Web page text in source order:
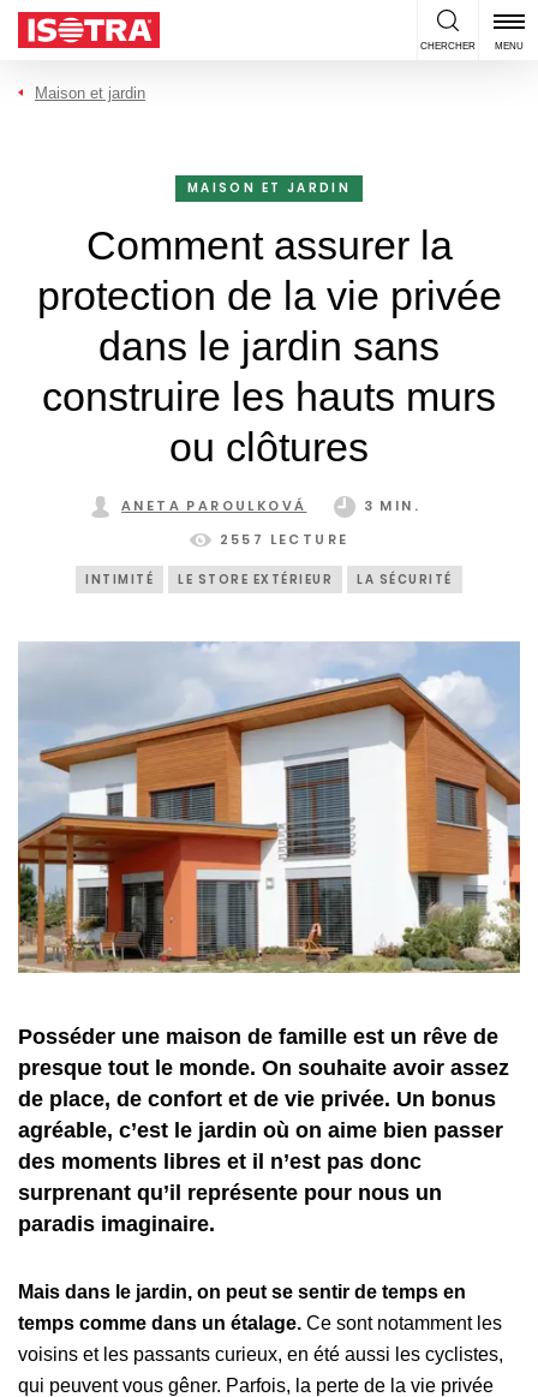
Passer au contenu
CHERCHER MENU
Maison et jardin
MAISON ET JARDIN
Comment assurer la
protection de la vie privée
dans le jardin sans
construire les hauts murs
ou clôtures
ANETA PAROULKOVÁ
3 MIN.
2557 LECTURE
INTIMITÉ LE STORE EXTÉRIEUR LA SÉCURITÉ
Posséder une maison de famille est un rêve de
presque tout le monde. On souhaite avoir assez
de place, de confort et de vie privée. Un bonus
agréable, c’est le jardin où on aime bien passer
des moments libres et il n’est pas donc
surprenant qu’il représente pour nous un
paradis imaginaire.
Mais dans le jardin, on peut se sentir de temps en
temps comme dans un étalage. Ce sont notamment les
voisins et les passants curieux, en été aussi les cyclistes,
qui peuvent vous gêner. Parfois, la perte de la vie privée